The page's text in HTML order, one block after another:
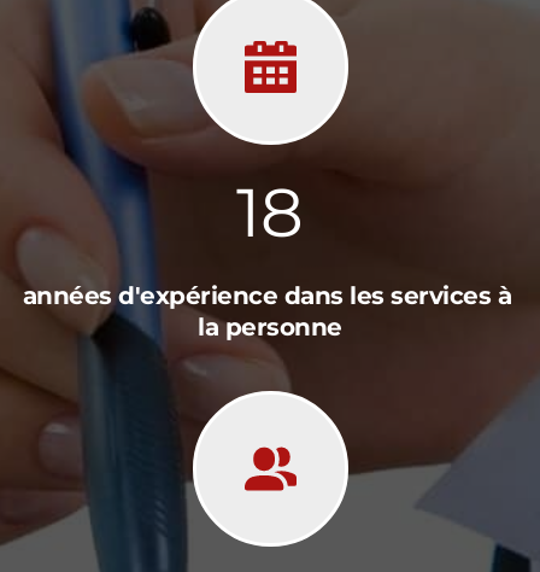
18
années d'expérience dans les services à
la personne